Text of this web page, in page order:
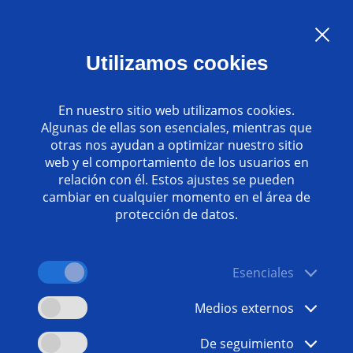
ES
Contacto www.emag.com
Utilizamos cookies
En nuestro sitio web utilizamos cookies.
Algunas de ellas son esenciales, mientras que
otras nos ayudan a optimizar nuestro sitio
web y el comportamiento de los usuarios en
relación con él. Estos ajustes se pueden
cambiar en cualquier momento en el área de
protección de datos.
Esenciales
Medios externos
De seguimiento